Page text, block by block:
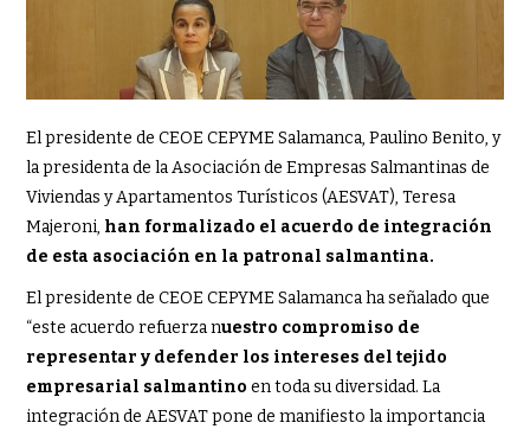
El presidente de CEOE CEPYME Salamanca, Paulino Benito, y
la presidenta de la Asociación de Empresas Salmantinas de
Viviendas y Apartamentos Turísticos (AESVAT), Teresa
Majeroni, han formalizado el acuerdo de integración
de esta asociación en la patronal salmantina.
El presidente de CEOE CEPYME Salamanca ha señalado que
“este acuerdo refuerza nuestro compromiso de
representar y defender los intereses del tejido
empresarial salmantino en toda su diversidad. La
integración de AESVAT pone de manifiesto la importancia